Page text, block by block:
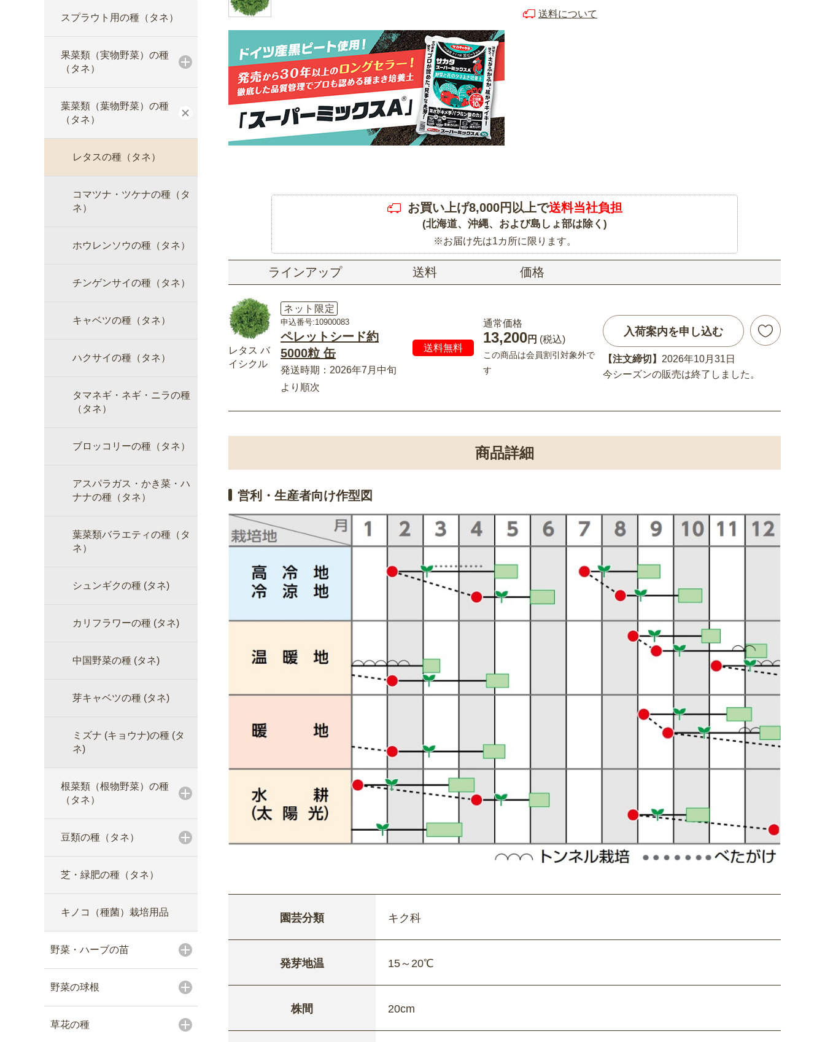
スプラウト用の種（タネ）
果菜類（実物野菜）の種
（タネ）
葉菜類（葉物野菜）の種
（タネ）
レタスの種（タネ）
コマツナ・ツケナの種（タ
ネ）
ホウレンソウの種（タネ）
チンゲンサイの種（タネ）
キャベツの種（タネ）
ハクサイの種（タネ）
タマネギ・ネギ・ニラの種
（タネ）
ブロッコリーの種（タネ）
アスパラガス・かき菜・ハ
ナナの種（タネ）
葉菜類バラエティの種（タ
ネ）
シュンギクの種 (タネ)
カリフラワーの種 (タネ)
中国野菜の種 (タネ)
芽キャベツの種 (タネ)
ミズナ (キョウナ)の種 (タ
ネ)
根菜類（根物野菜）の種
（タネ）
豆類の種（タネ）
芝・緑肥の種（タネ）
キノコ（種菌）栽培用品
野菜・ハーブの苗
野菜の球根
草花の種
送料について
お買い上げ8,000円以上で送料当社負担
(北海道、沖縄、および島しょ部は除く)
※お届け先は1カ所に限ります。
ラインアップ 送料 価格
レタス バ
イシクル
ネット限定
申込番号:10900083
ペレットシード約
5000粒 缶
発送時期：2026年7月中旬
より順次
送料無料
通常価格
13,200円 (税込)
この商品は会員割引対象外で
す
入荷案内を申し込む
【注文締切】 2026年10月31日
今シーズンの販売は終了しました。
商品詳細
営利・生産者向け作型図
園芸分類 キク科
発芽地温 15～20℃
株間 20cm